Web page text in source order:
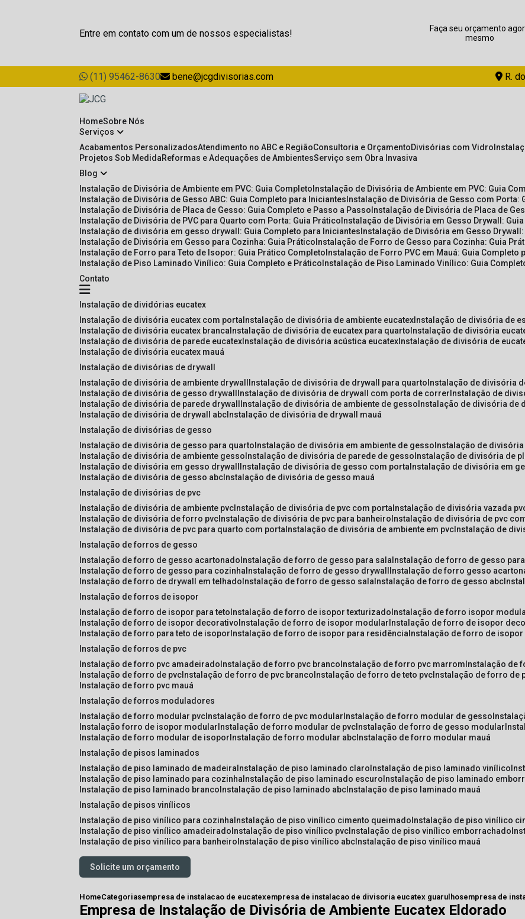
Entre em contato com um de nossos especialistas!
Faça seu orçamento
mesmo
(11) 95462-8630 bene@jcgdivisorias.com R.
Home Sobre Nós
Serviços
Acabamentos Personalizados Atendimento no ABC e Região Consultoria e Orçamento Divisórias com Vidro
Projetos Sob Medida
Reformas e Adequações de Ambientes Serviço sem Obra Invasiva
Blog
Instalação de Divisória de Ambiente em PVC: Guia Completo Instalação de Divisória de Ambiente em PVC: Guia
Instalação de Divisória de Gesso ABC: Guia Completo para Iniciantes Instalação de Divisória de Gesso com Porta:
Instalação de Divisória de Placa de Gesso: Guia Completo e Passo a Passo Instalação de Divisória de Placa de
Instalação de Divisória de PVC para Quarto com Porta: Guia Prático Instalação de Divisória em Gesso Drywall:
Instalação de divisória em gesso drywall: Guia Completo para Iniciantes Instalação de Divisória em Gesso
Instalação de Divisória em Gesso para Cozinha: Guia Prático Instalação de Forro de Gesso para Cozinha: Guia
Instalação de Forro para Teto de Isopor: Guia Prático Completo Instalação de Forro PVC em Mauá: Guia Completo
Instalação de Piso Laminado Vinílico: Guia Completo e Prático Instalação de Piso Laminado Vinílico: Guia
Contato
instalação de dividórias eucatex
instalação de divisória eucatex com porta instalação de divisória de ambiente eucatex instalação de divisória de
instalação de divisória eucatex branca instalação de divisória de eucatex para quarto instalação de divisória
instalação de divisória de parede eucatex instalação de divisória acústica eucatex instalação de divisória de
instalação de divisória eucatex mauá
instalação de divisórias de drywall
instalação de divisória de ambiente drywall
instalação de divisória de drywall para quarto instalação de divisória
instalação de divisória de gesso drywall
instalação de divisória de drywall com porta de correr instalação de
instalação de divisória de parede drywall
instalação de divisória de ambiente de gesso instalação de divisória de
instalação de divisória de drywall abc instalação de divisória de drywall mauá
instalação de divisórias de gesso
instalação de divisória de gesso para quarto instalação de divisória em ambiente de gesso instalação de
instalação de divisória de ambiente gesso instalação de divisória de parede de gesso instalação de divisória de
instalação de divisória em gesso drywall
instalação de divisória de gesso com porta instalação de divisória em
instalação de divisória de gesso abc instalação de divisória de gesso mauá
instalação de divisórias de pvc
instalação de divisória de ambiente pvc instalação de divisória de pvc com porta instalação de divisória vazada
instalação de divisória de forro pvc instalação de divisória de pvc para banheiro instalação de divisória de pvc
instalação de divisória de pvc para quarto com porta instalação de divisória de ambiente em pvc instalação de
instalação de forros de gesso
instalação de forro de gesso acartonado instalação de forro de gesso para sala instalação de forro de gesso
instalação de forro de gesso para cozinha instalação de forro de gesso drywall instalação de forro gesso
instalação de forro de drywall em telhado instalação de forro de gesso sala instalação de forro de gesso abc
instalação de forros de isopor
instalação de forro de isopor para teto instalação de forro de isopor texturizado instalação de forro isopor
instalação de forro de isopor decorativo instalação de forro de isopor modular instalação de forro de isopor
instalação de forro para teto de isopor instalação de forro de isopor para residência instalação de forro de isopor
instalação de forros de pvc
instalação de forro pvc amadeirado instalação de forro pvc branco instalação de forro pvc marrom instalação de
instalação de forro de pvc instalação de forro de pvc branco instalação de forro de teto pvc instalação de forro de
instalação de forro pvc mauá
instalação de forros moduladores
instalação de forro modular pvc instalação de forro de pvc modular instalação de forro modular de gesso
instalação forro de isopor modular instalação de forro modular de pvc instalação de forro de gesso modular
instalação de forro modular de isopor instalação de forro modular abc instalação de forro modular mauá
instalação de pisos laminados
instalação de piso laminado de madeira instalação de piso laminado claro instalação de piso laminado vinílico
instalação de piso laminado para cozinha instalação de piso laminado escuro instalação de piso laminado
instalação de piso laminado branco instalação de piso laminado abc instalação de piso laminado mauá
instalação de pisos vinílicos
instalação de piso vinílico para cozinha instalação de piso vinílico cimento queimado instalação de piso vinílico
instalação de piso vinílico amadeirado instalação de piso vinílico pvc instalação de piso vinílico emborrachado
instalação de piso vinílico para banheiro instalação de piso vinílico abc instalação de piso vinílico mauá
Solicite um orçamento
HomeCategoriasempresa de instalacao de eucatexempresa de instalacao de divisoria eucatex guarulhosempresa de
Empresa de Instalação de Divisória de Ambiente Eucatex Eldorado